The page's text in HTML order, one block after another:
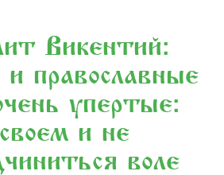
Викентий:
православные
упертые:
и не
воле